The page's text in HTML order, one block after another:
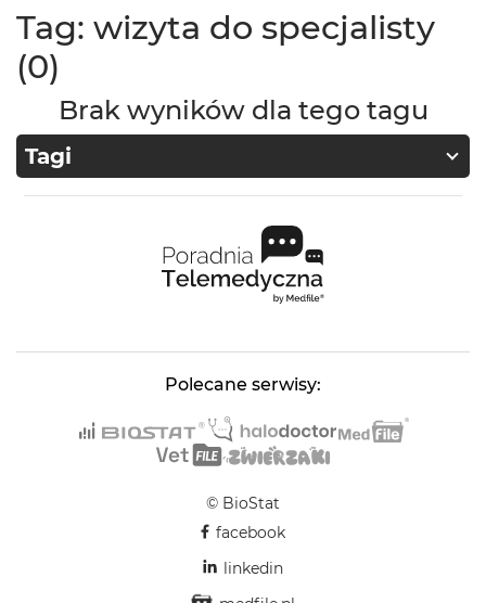
Tag: wizyta do specjalisty
(0)
Brak wyników dla tego tagu
Tagi
Polecane serwisy:
© BioStat
facebook
linkedin